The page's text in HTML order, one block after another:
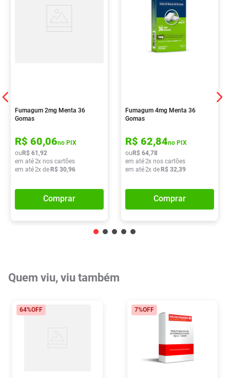
Fumagum 2mg Menta 36
Gomas
R$ 60,06no PIX
ouR$ 61 ,92
em até2x nos cartões
em até2x deR$ 30,96
Comprar
Fumagum 4mg Menta 36
Gomas
R$ 62,84no PIX
ouR$ 64,78
em até2x nos cartões
em até2x deR$ 32,39
Comprar
Quem viu, viu também
64%OFF 7%OFF